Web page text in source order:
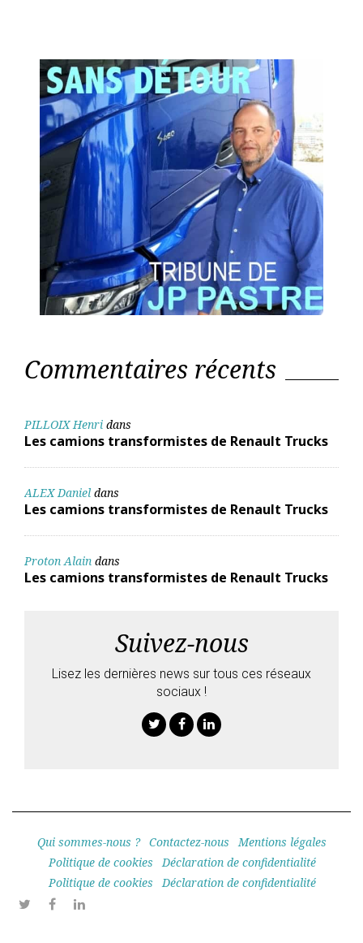
Commentaires récents
PILLOIX Henri dans
Les camions transformistes de Renault Trucks
ALEX Daniel dans
Les camions transformistes de Renault Trucks
Proton Alain dans
Les camions transformistes de Renault Trucks
Suivez-nous
Lisez les dernières news sur tous ces réseaux
sociaux !
Qui sommes-nous ? Contactez-nous
Mentions légales
Politique de cookies
Déclaration de confidentialité
Politique de cookies
Déclaration de confidentialité